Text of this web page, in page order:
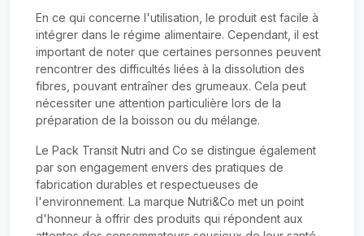
En ce qui concerne l'utilisation, le produit est facile à
intégrer dans le régime alimentaire. Cependant, il est
important de noter que certaines personnes peuvent
rencontrer des difficultés liées à la dissolution des
fibres, pouvant entraîner des grumeaux. Cela peut
nécessiter une attention particulière lors de la
préparation de la boisson ou du mélange.
Le Pack Transit Nutri and Co se distingue également
par son engagement envers des pratiques de
fabrication durables et respectueuses de
l'environnement. La marque Nutri&Co met un point
d'honneur à offrir des produits qui répondent aux